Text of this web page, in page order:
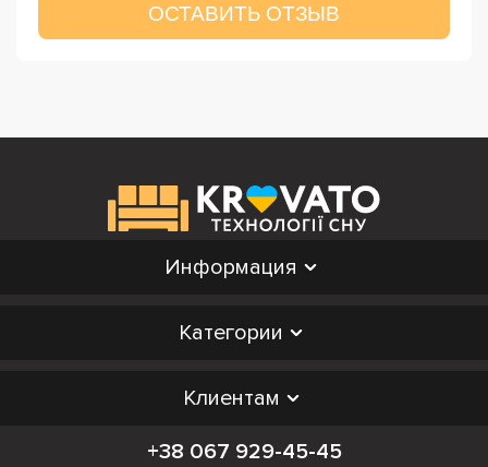
ОСТАВИТЬ ОТЗЫВ
Информация
Категории
Клиентам
+38 067 929-45-45